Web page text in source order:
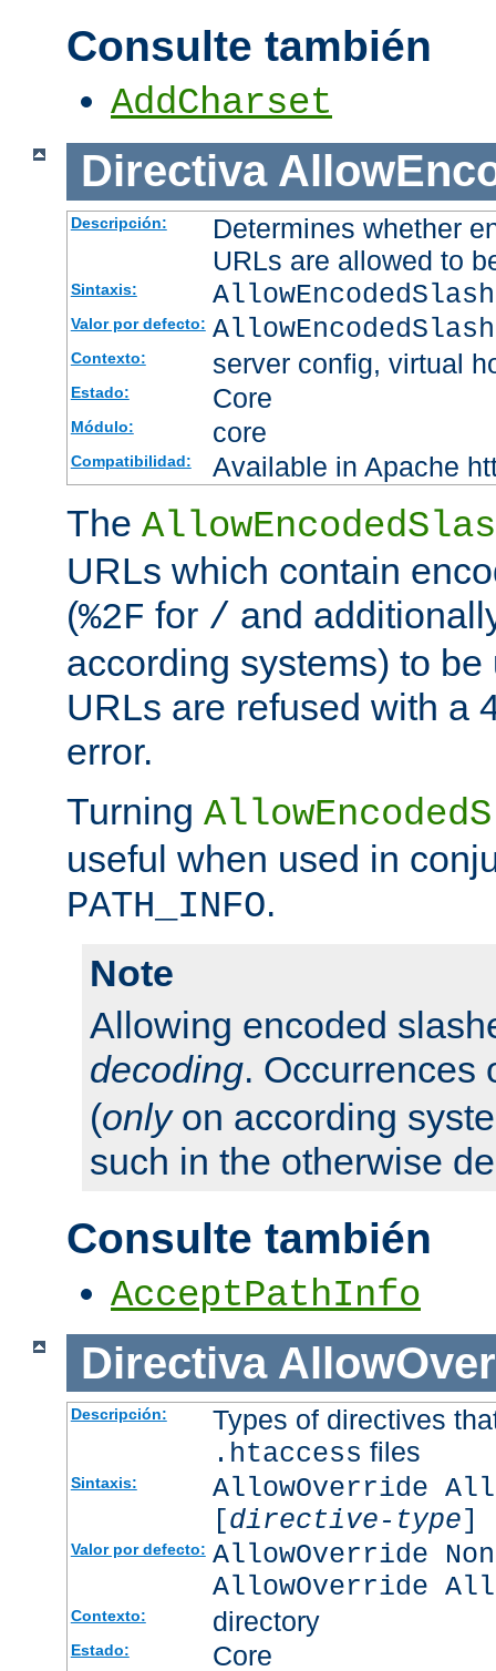
Consulte también
AddCharset
Directiva
Descripción:
Determines whether
URLs are allowed to
Sintaxis:
Valor por defecto:
Contexto: server config, virtual
Estado: Core
Módulo: core
Compatibilidad: Available in Apache
The
URLs which contain
(%2F for / and
according systems) to
URLs are refused with a
error.
Turning
useful when used in
PATH_INFO.
Note
Allowing encoded
decoding. Occurrences
(onlyon according
such in the otherwise
Consulte también
AcceptPathInfo
Directiva
Descripción: Types of directives
.htaccess files
Sintaxis:
AllowOverride
[directive-type]
Valor por defecto: AllowOverride
AllowOverride
Contexto: directory
Estado: Core